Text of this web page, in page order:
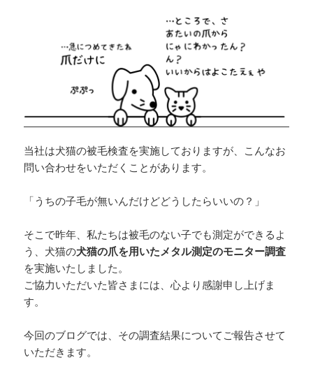
当社は犬猫の被毛検査を実施しておりますが、こんなお
問い合わせをいただくことがあります。
「うちの子毛が無いんだけどどうしたらいいの？」
そこで昨年、私たちは被毛のない子でも測定ができるよ
う、犬猫の犬猫の爪を用いたメタル測定のモニター調査
を実施いたしました。
ご協力いただいた皆さまには、心より感謝申し上げま
す。
今回のブログでは、その調査結果についてご報告させて
いただきます。